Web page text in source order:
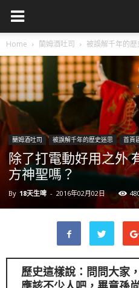
Home 蘭姆酒吐司 被誤解千年的歷
蘭姆酒吐司 被誤解千年的歷史迷思 首頁
除了打電動好用之外
方神聖嗎？
By 18天生啤 - 2016年02月02日
歷史這樣說：問問大家